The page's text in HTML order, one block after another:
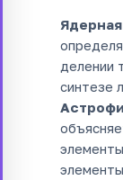
делении
синтезе